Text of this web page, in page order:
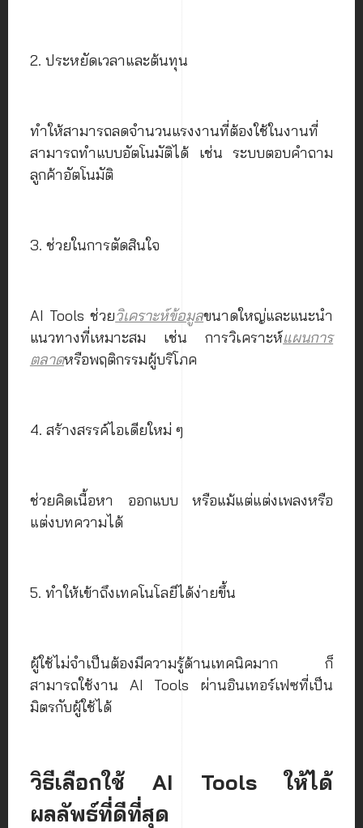
2. ประหยัดเวลาและต้นทุน
ทำให้สามารถลดจำนวนแรงงานที่ต้องใช้ในงานที่
สามารถทำแบบอัตโนมัติได้ เช่น ระบบตอบคำถาม
ลูกค้าอัตโนมัติ
3. ช่วยในการตัดสินใจ
AI Tools ช่วยวิเคราะห์ข้อมูลขนาดใหญ่และแนะนำ
แนวทางที่เหมาะสม เช่น การวิเคราะห์แผนการ
ตลาดหรือพฤติกรรมผู้บริโภค
4. สร้างสรรค์ไอเดียใหม่ ๆ
ช่วยคิดเนื้อหา ออกแบบ หรือแม้แต่แต่งเพลงหรือ
แต่งบทความได้
5. ทำให้เข้าถึงเทคโนโลยีได้ง่ายขึ้น
ผู้ใช้ไม่จำเป็นต้องมีความรู้ด้านเทคนิคมาก ก็
สามารถใช้งาน AI Tools ผ่านอินเทอร์เฟซที่เป็น
มิตรกับผู้ใช้ได้
วิธีเลือกใช้ AI Tools ให้ได้
ผลลัพธ์ที่ดีที่สุด